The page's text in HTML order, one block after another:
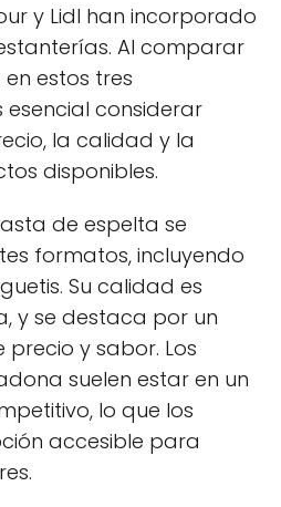
y Lidl han incorporado
Al comparar
estos tres
esencial considerar
la calidad y la
disponibles.
de espelta se
formatos, incluyendo
Su calidad es
y se destaca por un
precio y sabor. Los
suelen estar en un
lo que los
accesible para